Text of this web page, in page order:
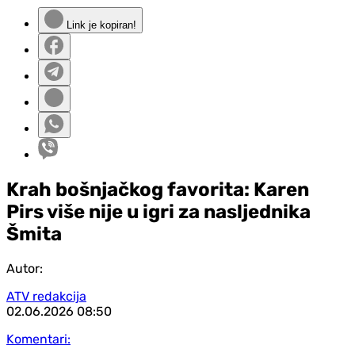
Link je kopiran!
Krah bošnjačkog favorita: Karen
Pirs više nije u igri za nasljednika
Šmita
Autor:
ATV redakcija
02.06.2026 08:50
Komentari: